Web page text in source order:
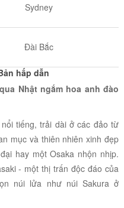
Sydney
Đài Bắc
hấp dẫn
Nhật ngắm hoa anh đào
tiếng, trải dài ở các đảo từ
mục và thiên nhiên xinh đẹp
hay một Osaka nhộn nhịp.
- một thị trấn độc đáo của
núi lửa như núi Sakura ở